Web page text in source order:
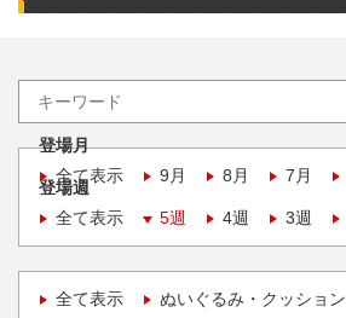
登場月
全て表示
9月 8月 7月
登場週
全て表示
5週 4週 3週
全て表示 ぬいぐるみ・クッション